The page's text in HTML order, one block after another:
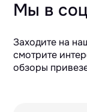
Мы в
Заходите на
смотрите
обзоры